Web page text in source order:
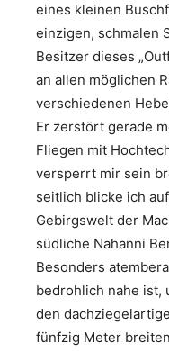
eines kleinen
einzigen, schmalen
Besitzer dieses
an allen möglichen
verschiedenen
Er zerstört gerade
Fliegen mit
versperrt mir sein
seitlich blicke ich
Gebirgswelt der
südliche Nahanni
Besonders
bedrohlich nahe ist,
den
fünfzig Meter